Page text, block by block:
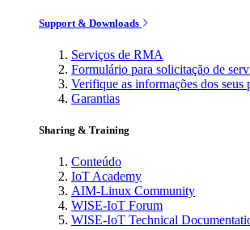
Support & Downloads
Serviços de RMA
Formulário para solicitação de
Verifique as informações dos seus
Garantias
Sharing & Training
Conteúdo
IoT Academy
AIM-Linux Community
WISE-IoT Forum
WISE-IoT Technical